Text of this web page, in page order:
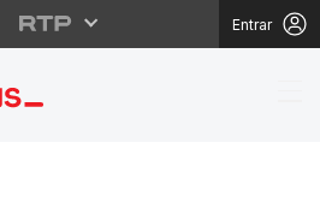
Entrar
Saúde